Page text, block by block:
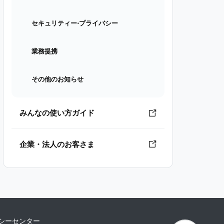
セキュリティー⋅プライバシー
業務提携
その他のお知らせ
みんなの使い方ガイド
企業・法人のお客さま
ーセンター